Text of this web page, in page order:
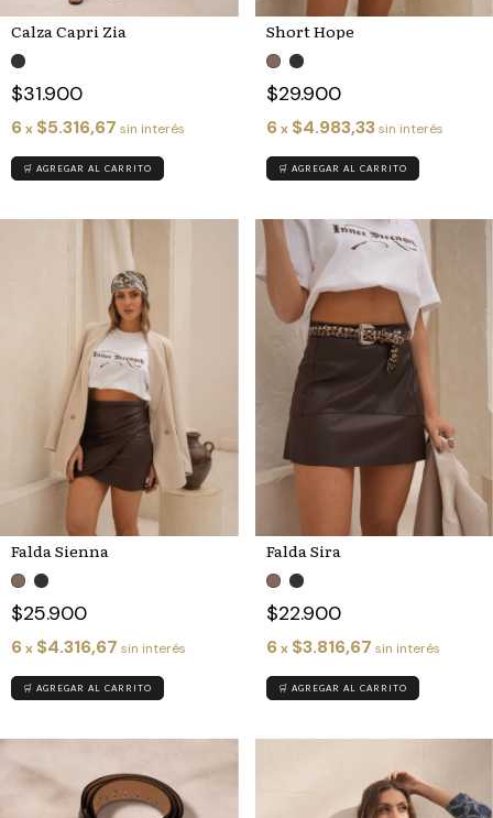
Calza Capri Zia
$31.900
6x $5.316,67 sin interés
🛒 AGREGAR AL CARRITO
Short Hope
$29.900
6 x $4.983,33 sin interés
🛒 AGREGAR AL CARRITO
Falda Sienna
$25.900
6x $4.316,67 sin interés
🛒 AGREGAR AL CARRITO
Falda Sira
$22.900
6 x $3.816,67 sin interés
🛒 AGREGAR AL CARRITO